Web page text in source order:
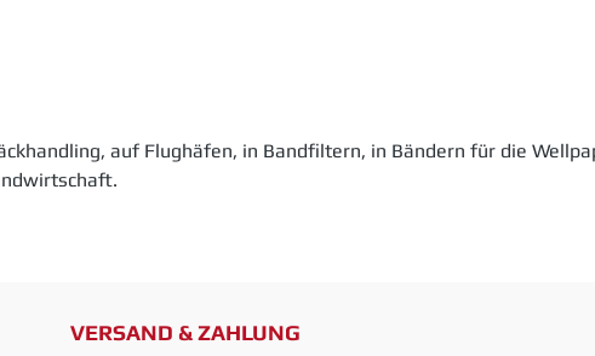
auf Flughäfen, in Bandfiltern, in Bändern für die
VERSAND & ZAHLUNG